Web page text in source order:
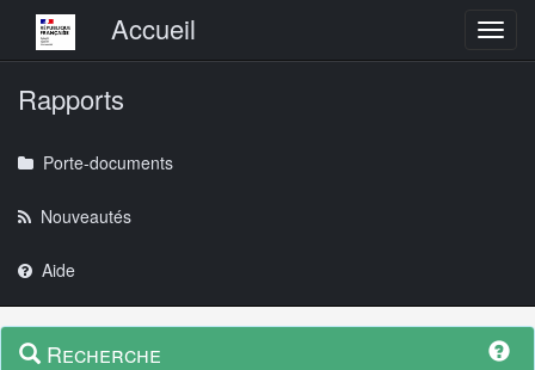
Menu principalAccueil
Rapports
Porte-documents
Nouveautés
Aide
Navigation
Menu
contextuel
Recherche